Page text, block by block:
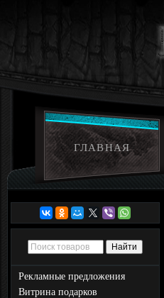
ГЛАВНАЯ
Рекламные предложения
Витрина подарков